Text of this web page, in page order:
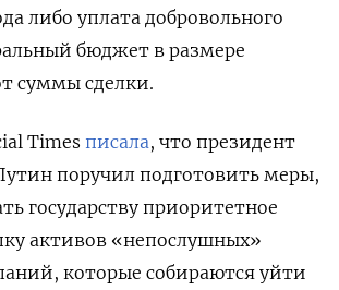
либо уплата добровольного
бюджет в размере
суммы сделки.
Times писала, что президент
поручил подготовить меры,
государству приоритетное
активов «непослушных»
которые собираются уйти